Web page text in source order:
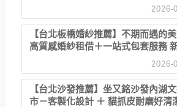
2026-
【台北板橋婚紗推薦】不期而遇的美
高質感婚紗租借＋一站式包套服務
2026-
【台北沙發推薦】坐又銘沙發內湖
市－客製化設計 ＋ 貓抓皮耐磨好清